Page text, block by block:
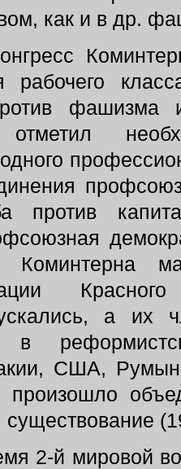
как и в др.
рабочего
фашизма
против
а их
в
США,
произошло
существование
2-й мировой